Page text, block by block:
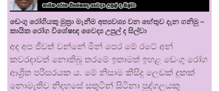
ඩෙංගු රෝගියකු ⁣මුත්‍රා මැනීම අත්‍යවශ්‍ය වන හේතුව දැන ගනිමු –
කායික රෝග විශේෂඥ වෛද්‍ය උපුල් ද සිල්වා
අද අප ජීවත් වන්නේ මින් පෙර මේ රටේ අන්
කවරදාවත් නොතිබූ තරමේ ඉතාමත් ඉහළ ඩෙංගු රෝග
ආශ්‍රිත පරිසරයක ය. මේ නිසාම කිසිදු ලෙඩක් දුකක්
නොමැතිව නිදහසේ සතුටින් සිටිනා පුද්ගලයකු